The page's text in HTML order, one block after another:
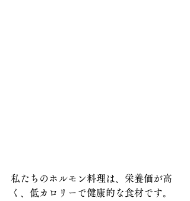
私たちのホルモン料理は、栄養価が高
く、低カロリーで健康的な食材です。